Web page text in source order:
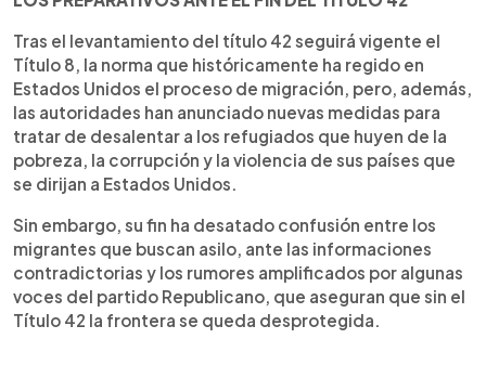
Tras el levantamiento del título 42 seguirá vigente el
Título 8, la norma que históricamente ha regido en
Estados Unidos el proceso de migración, pero, además,
las autoridades han anunciado nuevas medidas para
tratar de desalentar a los refugiados que huyen de la
pobreza, la corrupción y la violencia de sus países que
se dirijan a Estados Unidos.
Sin embargo, su fin ha desatado confusión entre los
migrantes que buscan asilo, ante las informaciones
contradictorias y los rumores amplificados por algunas
voces del partido Republicano, que aseguran que sin el
Título 42 la frontera se queda desprotegida.